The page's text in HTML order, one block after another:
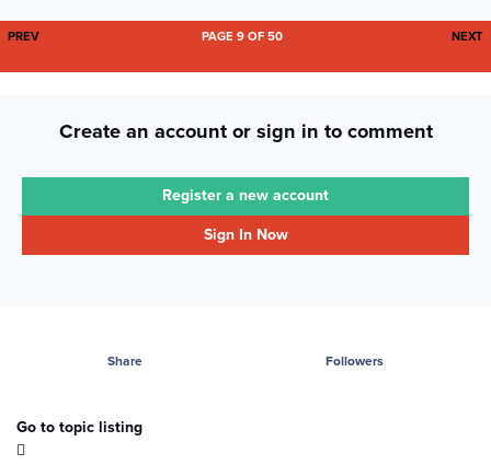
FIRST PAGE
PREV NEXT
PAGE 9 OF 50
Create an account or sign in to comment
Register a new account
Sign In Now
Share Followers
Go to topic listing